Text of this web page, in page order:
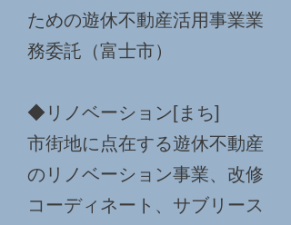
ための遊休不動産活用事業業
務委託（富士市）
◆リノベーション[まち]
市街地に点在する遊休不動産
のリノベーション事業、改修
コーディネート、サブリース